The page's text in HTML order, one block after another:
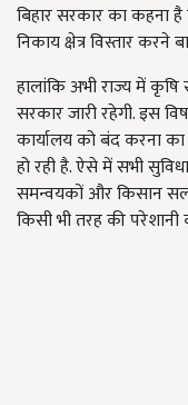
बिहार सरकार का कहना
निकाय क्षेत्र विस्तार करने
हालांकि अभी राज्य में
सरकार जारी रहेगी. इस
कार्यालय को बंद करना का
हो रही है. ऐसे में सभी
समन्वयकों और किसान
किसी भी तरह की परेशानी